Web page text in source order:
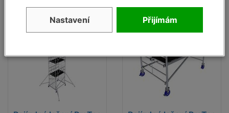
Nastavení Přijímám